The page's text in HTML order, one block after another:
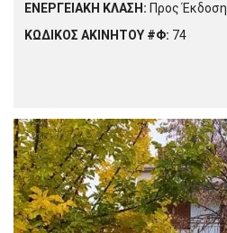
ΕΝΕΡΓΕΙΑΚΗ ΚΛΑΣΗ: Προς Έκδοση
ΚΩΔΙΚΟΣ ΑΚΙΝΗΤΟΥ #Φ: 74